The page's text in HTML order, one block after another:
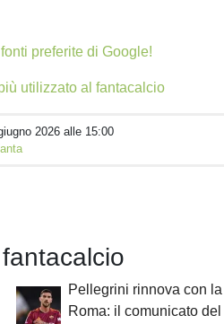
preferite di Google!
utilizzato al fantacalcio
2026 alle 15:00
Pellegrini rinnova con la
Roma: il comunicato del